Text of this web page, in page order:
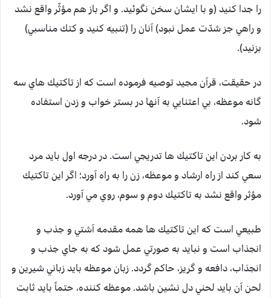
را جدا كنيد (و با ايشان سخن نگوئيد. و اگر باز هم مؤثّر واقع نشد
و راهي جز شدّت عمل نبود) آنان را (تنبيه كنيد و كتك مناسبي)
بزنيد).
در حقيقت، قرآن مجيد توصيه فرموده است كه از تاكتيك هاي سه
گانه موعظه، بي اعتنايي به آنها در بستر خواب و زدن استفاده
شود.
به كار بردن اين تاكتيك ها تدريجي است. در درجه اول بايد مرد
سعي كند از راه ارشاد و موعظه، زن را به راه آورد؛ اگر اين تاكتيك
مؤثر واقع نشد به تاكتيك دوم و سوم، روي مي آورد.
طبيعي است كه اين تاكتيك ها همه مقدمه آشتي و جذب و
انجذاب است و نبايد به صورتي عمل شود كه به جاي جذب و
انجذاب، دافعه و گريز، حاكم گردد. زبان موعظه بايد زباني شيرين و
لحن آن بايد لحني دل نشين باشد. موعظه كننده، حتماً بايد ثابت